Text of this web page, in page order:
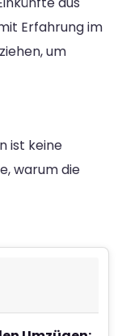
Erfahrung im
um
ist keine
warum die